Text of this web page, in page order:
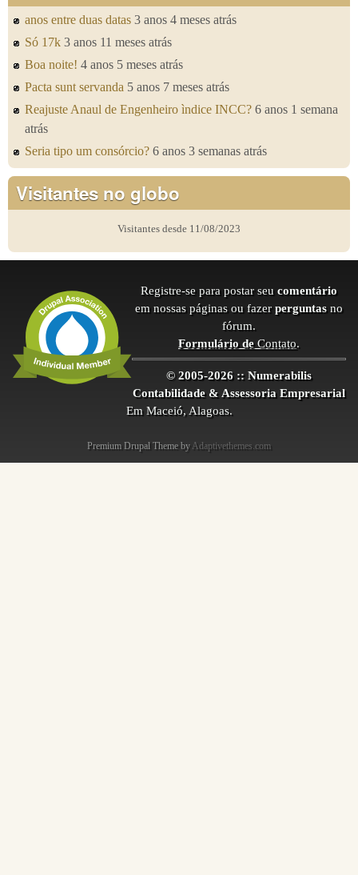
anos entre duas datas 3 anos 4 meses atrás
Só 17k 3 anos 11 meses atrás
Boa noite! 4 anos 5 meses atrás
Pacta sunt servanda 5 anos 7 meses atrás
Reajuste Anaul de Engenheiro ìndice INCC? 6 anos 1 semana
atrás
Seria tipo um consórcio? 6 anos 3 semanas atrás
Visitantes no globo
Visitantes desde 11/08/2023
Registre-se para postar seu comentário
em nossas páginas ou fazer perguntas no
fórum.
Formulário deContato.
© 2005-2026 :: Numerabilis
Contabilidade & Assessoria Empresarial
Em Maceió, Alagoas.
Premium Drupal Theme by Adaptivethemes.com